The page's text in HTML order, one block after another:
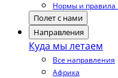
Нормы и правила
Полет с нами
Направления
Куда мы летаем
Все направления
Африка